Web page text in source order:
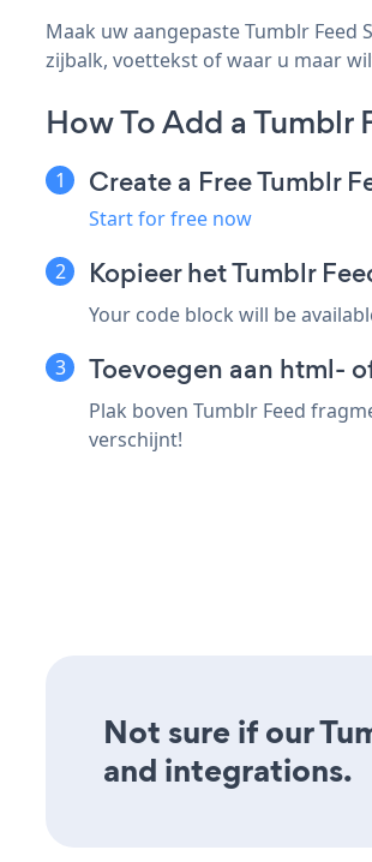
Maak uw aangepaste Tumblr Feed
zijbalk, voettekst of waar u maar
How To Add a
Create a Free Tumblr
Start for free now
Kopieer het Tumblr
Your code block will be
Toevoegen aan html-
Plak boven Tumblr Feed
verschijnt!
Not sure if our
and integrations.